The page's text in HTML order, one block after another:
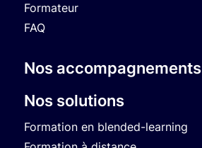
Formateur
FAQ
Nos accompagnements
Nos solutions
Formation en blended-learning